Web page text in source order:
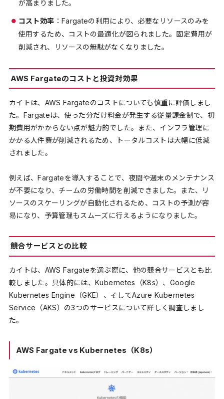
が高まりました。
コスト効率 ：Fargateの利用により、必要なリソースのみを
使用するため、コストの最適化が図られました。固定費用が
削減され、リソースの無駄がなくなりました。
AWS Fargateのコストと投資対効果
カイトは、AWS Fargateのコストについても慎重に評価しまし
た。Fargateは、使った分だけ料金が発生する従量課金制で、初
期費用がかからない点が魅力的でした。また、インフラ管理に
かかる人件費が削減されるため、トータルコストは大幅に低減
されました。
例えば、Fargateを導入することで、夜間や週末のメンテナンス
が不要になり、チームの労働時間を削減できました。また、リ
ソースのスケーリングが自動化されるため、コストの予測が容
易になり、予算管理もスムーズに行えるようになりました。
競合サービスとの比較
カイトは、AWS Fargateを選ぶ際に、他の競合サービスとも比
較しました。具体的には、Kubernetes（K8s）、Google
Kubernetes Engine（GKE）、そしてAzure Kubernetes
Service（AKS）の3つのサービスについて詳しく調査しまし
た。
AWS Fargate vs Kubernetes（K8s）